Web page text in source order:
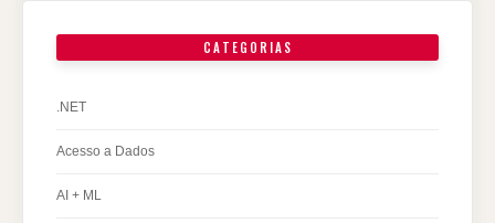
CATEGORIAS
.NET
Acesso a Dados
AI + ML